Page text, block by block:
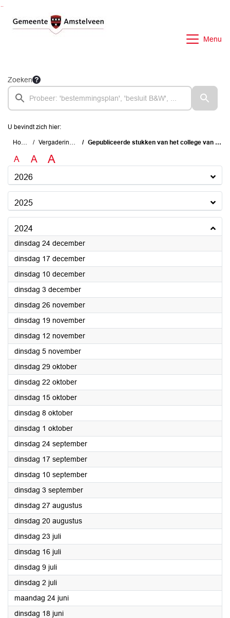
Menu
Zoeken
U bevindt zich hier:
Home Vergaderingen Gepubliceerde stukken van het college van B&W
A A A
2026
2025
2024
dinsdag 24 december2024
dinsdag 17 december2024
dinsdag 10 december2024
dinsdag 3 december2024
dinsdag 26 november2024
dinsdag 19 november2024
dinsdag 12 november2024
dinsdag 5 november2024
dinsdag 29 oktober2024
dinsdag 22 oktober2024
dinsdag 15 oktober2024
dinsdag 8 oktober2024
dinsdag 1 oktober2024
dinsdag 24 september2024
dinsdag 17 september2024
dinsdag 10 september2024
dinsdag 3 september2024
dinsdag 27 augustus2024
dinsdag 20 augustus2024
dinsdag 23 juli2024
dinsdag 16 juli2024
dinsdag 9 juli2024
dinsdag 2 juli2024
maandag 24 juni2024
dinsdag 18 juni2024